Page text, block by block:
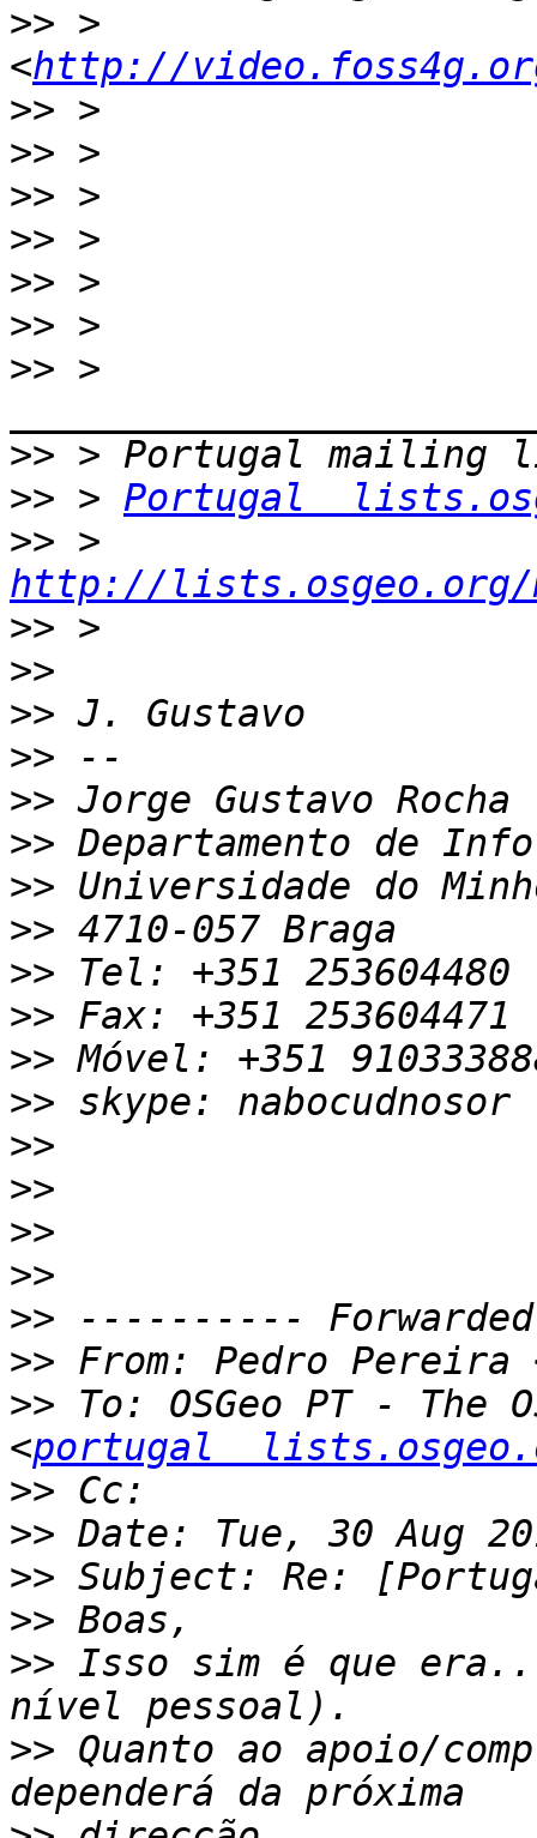
>> >
<http://
>>
>>
>>
>>
>>
>>
>> >
>>
>> > Portugal
>>
http://lists.osgeo.org/
>>
>>
>>
>>
>>
>>
>>
>>
>>
>>
>>
>>
>>
>>
>>
>>
>>
>> From: Pedro Pereira
>> To: OSGeo PT - The
<portugal
>>
>>
>>
>>
>> Isso sim é que
>> Quanto ao apoio/